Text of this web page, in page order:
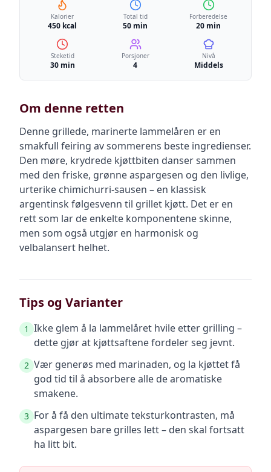
Kalorier
450 kcal
Total tid
50 min
Forberedelse
20 min
Steketid
30 min
Porsjoner
4
Nivå
Middels
Om denne retten
Denne grillede, marinerte lammelåren er en
smakfull feiring av sommerens beste ingredienser.
Den møre, krydrede kjøttbiten danser sammen
med den friske, grønne aspargesen og den livlige,
urterike chimichurri-sausen – en klassisk
argentinsk følgesvenn til grillet kjøtt. Det er en
rett som lar de enkelte komponentene skinne,
men som også utgjør en harmonisk og
velbalansert helhet.
Tips og Varianter
1 Ikke glem å la lammelåret hvile etter grilling –
dette gjør at kjøttsaftene fordeler seg jevnt.
2 Vær generøs med marinaden, og la kjøttet få
god tid til å absorbere alle de aromatiske
smakene.
3 For å få den ultimate teksturkontrasten, må
aspargesen bare grilles lett – den skal fortsatt
ha litt bit.